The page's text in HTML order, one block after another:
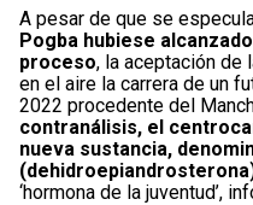
A pesar de que se
Pogba hubiese
proceso, la aceptación de
en el aire la carrera de un
2022 procedente del
contranálisis, el
nueva sustancia,
‘hormona de la juventud’,